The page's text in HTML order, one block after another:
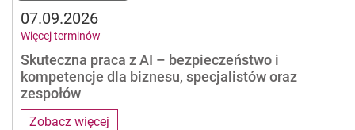
Zobacz więcej
Skuteczna praca z AI – bezpieczeństwo i
kompetencje dla biznesu, specjalistów oraz
zespołów
07.09.2026
Więcej terminów